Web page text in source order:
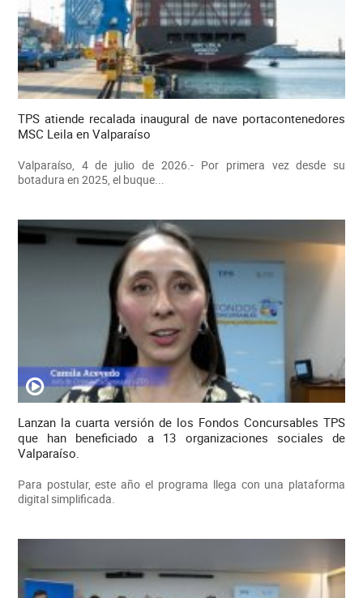
TPS atiende recalada inaugural de nave portacontenedores
MSC Leila en Valparaíso
Valparaíso, 4 de julio de 2026.- Por primera vez desde su
botadura en 2025, el buque...
Lanzan la cuarta versión de los Fondos Concursables TPS
que han beneficiado a 13 organizaciones sociales de
Valparaíso.
Para postular, este año el programa llega con una plataforma
digital simplificada.